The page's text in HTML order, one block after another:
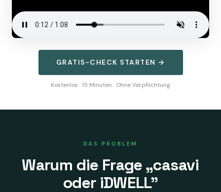
GRATIS-CHECK STARTEN →
Kostenlos · 15 Minuten · Ohne Verpflichtung
DAS PROBLEM
Warum die Frage „casavi
oder iDWELL"